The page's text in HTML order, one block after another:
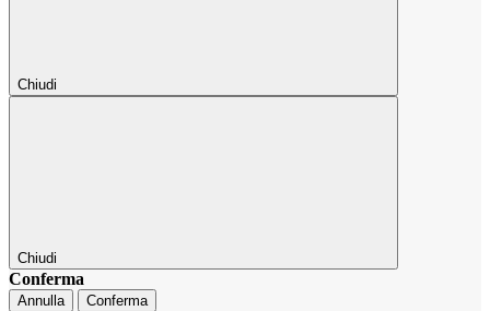
Chiudi
Chiudi
Conferma
Annulla Conferma